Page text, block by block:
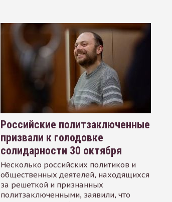
Российские политзаключенные
призвали к голодовке
солидарности 30 октября
Несколько российских политиков и
общественных деятелей, находящихся
за решеткой и признанных
политзаключенными, заявили, что